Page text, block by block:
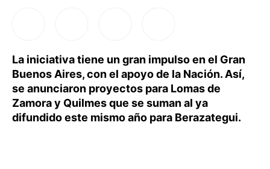
La iniciativa tiene un gran impulso en el Gran
Buenos Aires, con el apoyo de la Nación. Así,
se anunciaron proyectos para Lomas de
Zamora y Quilmes que se suman al ya
difundido este mismo año para Berazategui.